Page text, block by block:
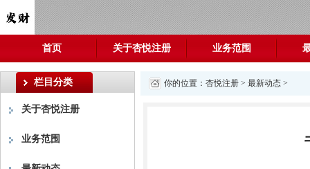
首页 关于杏悦注册 业务范围
栏目分类
关于杏悦注册
业务范围
你的位置： 杏悦注册 > 最新动态 >